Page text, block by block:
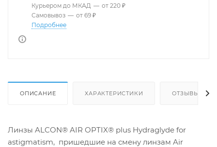
Курьером до МКАД — от 220 ₽
Самовывоз — от 69 ₽
Подробнее
ОПИСАНИЕ ХАРАКТЕРИСТИКИ ОТЗЫВЫ
Линзы ALCON® AIR OPTIX® plus Hydraglyde for
astigmatism, пришедшие на смену линзам Air